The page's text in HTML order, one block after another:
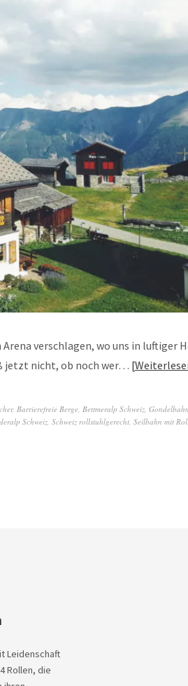
verschlagen, wo uns in luftiger
jetzt nicht, ob noch wer…
, Barrierefreie Berge, Bettmeralp Schweiz,
Schweiz, Schweiz rollstuhlgerecht, Seilbahn mit
Leidenschaft
Rollen, die